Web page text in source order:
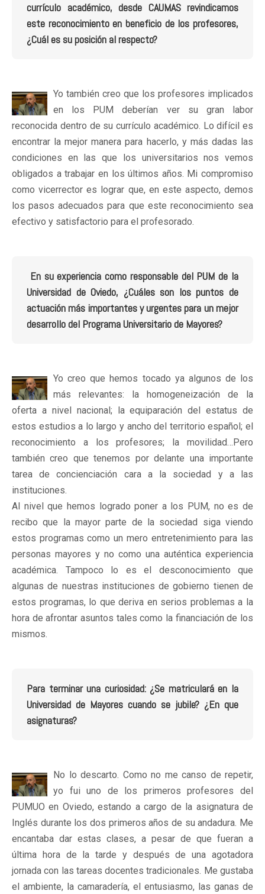
currículo académico, desde CAUMAS revindicamos
este reconocimiento en beneficio de los profesores,
¿Cuál es su posición al respecto?
Yo también creo que los profesores implicados
en los PUM deberían ver su gran labor
reconocida dentro de su currículo académico. Lo difícil es
encontrar la mejor manera para hacerlo, y más dadas las
condiciones en las que los universitarios nos vemos
obligados a trabajar en los últimos años. Mi compromiso
como vicerrector es lograr que, en este aspecto, demos
los pasos adecuados para que este reconocimiento sea
efectivo y satisfactorio para el profesorado.
En su experiencia como responsable del PUM de la
Universidad de Oviedo, ¿Cuáles son los puntos de
actuación más importantes y urgentes para un mejor
desarrollo del Programa Universitario de Mayores?
Yo creo que hemos tocado ya algunos de los
más relevantes: la homogeneización de la
oferta a nivel nacional; la equiparación del estatus de
estos estudios a lo largo y ancho del territorio español; el
reconocimiento a los profesores; la movilidad…Pero
también creo que tenemos por delante una importante
tarea de concienciación cara a la sociedad y a las
instituciones.
Al nivel que hemos logrado poner a los PUM, no es de
recibo que la mayor parte de la sociedad siga viendo
estos programas como un mero entretenimiento para las
personas mayores y no como una auténtica experiencia
académica. Tampoco lo es el desconocimiento que
algunas de nuestras instituciones de gobierno tienen de
estos programas, lo que deriva en serios problemas a la
hora de afrontar asuntos tales como la financiación de los
mismos.
Para terminar una curiosidad: ¿Se matriculará en la
Universidad de Mayores cuando se jubile? ¿En que
asignaturas?
No lo descarto. Como no me canso de repetir,
yo fui uno de los primeros profesores del
PUMUO en Oviedo, estando a cargo de la asignatura de
Inglés durante los dos primeros años de su andadura. Me
encantaba dar estas clases, a pesar de que fueran a
última hora de la tarde y después de una agotadora
jornada con las tareas docentes tradicionales. Me gustaba
el ambiente, la camaradería, el entusiasmo, las ganas de